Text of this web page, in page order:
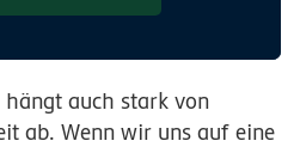
auch stark von
ab. Wenn wir uns auf eine